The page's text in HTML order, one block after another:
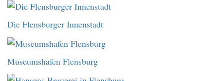
Die Flensburger Innenstadt
Museumshafen Flensburg